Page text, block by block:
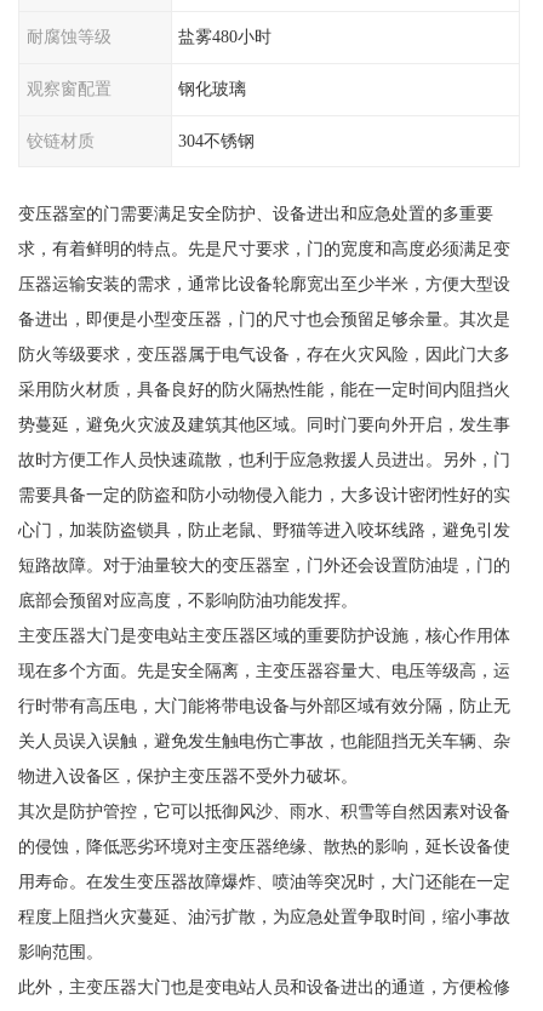
耐腐蚀等级 盐雾480小时
观察窗配置 钢化玻璃
铰链材质 304不锈钢
变压器室的门需要满足安全防护、设备进出和应急处置的多重要
求，有着鲜明的特点。先是尺寸要求，门的宽度和高度必须满足变
压器运输安装的需求，通常比设备轮廓宽出至少半米，方便大型设
备进出，即便是小型变压器，门的尺寸也会预留足够余量。其次是
防火等级要求，变压器属于电气设备，存在火灾风险，因此门大多
采用防火材质，具备良好的防火隔热性能，能在一定时间内阻挡火
势蔓延，避免火灾波及建筑其他区域。同时门要向外开启，发生事
故时方便工作人员快速疏散，也利于应急救援人员进出。另外，门
需要具备一定的防盗和防小动物侵入能力，大多设计密闭性好的实
心门，加装防盗锁具，防止老鼠、野猫等进入咬坏线路，避免引发
短路故障。对于油量较大的变压器室，门外还会设置防油堤，门的
底部会预留对应高度，不影响防油功能发挥。
主变压器大门是变电站主变压器区域的重要防护设施，核心作用体
现在多个方面。先是安全隔离，主变压器容量大、电压等级高，运
行时带有高压电，大门能将带电设备与外部区域有效分隔，防止无
关人员误入误触，避免发生触电伤亡事故，也能阻挡无关车辆、杂
物进入设备区，保护主变压器不受外力破坏。
其次是防护管控，它可以抵御风沙、雨水、积雪等自然因素对设备
的侵蚀，降低恶劣环境对主变压器绝缘、散热的影响，延长设备使
用寿命。在发生变压器故障爆炸、喷油等突况时，大门还能在一定
程度上阻挡火灾蔓延、油污扩散，为应急处置争取时间，缩小事故
影响范围。
此外，主变压器大门也是变电站人员和设备进出的通道，方便检修